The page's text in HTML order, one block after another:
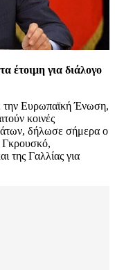
έτοιμη για διάλογο
την Ευρωπαϊκή Ένωση,
κοινές
δήλωσε σήμερα ο
Γκρουσκό,
της Γαλλίας για